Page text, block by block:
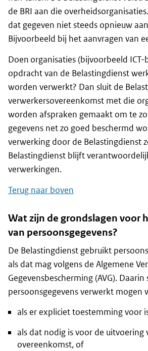
de BRI aan die
dat gegeven niet steeds opnieuw
Bijvoorbeeld bij het aanvragen van
Doen organisaties (bijvoorbeeld
opdracht van de Belastingdienst
worden verwerkt? Dan sluit de
verwerkersovereenkomst met die
worden afspraken gemaakt om te
gegevens net zo goed beschermd
verwerking door de Belastingdienst
Belastingdienst blijft
verwerkingen.
Terug naar boven
Wat zijn de grondslagen voor
van persoonsgegevens?
De Belastingdienst gebruikt
als dat mag volgens de Algemene
Gegevensbescherming (AVG).
persoonsgegevens verwerkt mogen
als er expliciet toestemming voor
als dat nodig is voor de uitvoering
overeenkomst, of